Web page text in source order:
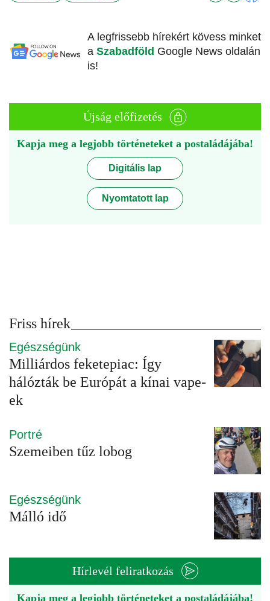
A legfrissebb hírekért kövess minket
a Szabadföld Google News oldalán
is!
Újság előfizetés
Kapja meg a legjobb történeteket a postaládájába!
Digitális lap
Nyomtatott lap
Friss hírek
Egészségünk
Milliárdos feketepiac: Így
hálózták be Európát a kínai vape-
ek
Portré
Szemeiben tűz lobog
Egészségünk
Málló idő
Hírlevél feliratkozás
Kapja meg a legjobb történeteket a postaládájába!